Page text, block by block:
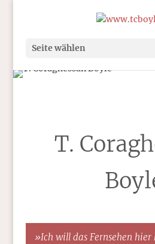
Seite wählen
T.
»Ich will das Fernsehen hier